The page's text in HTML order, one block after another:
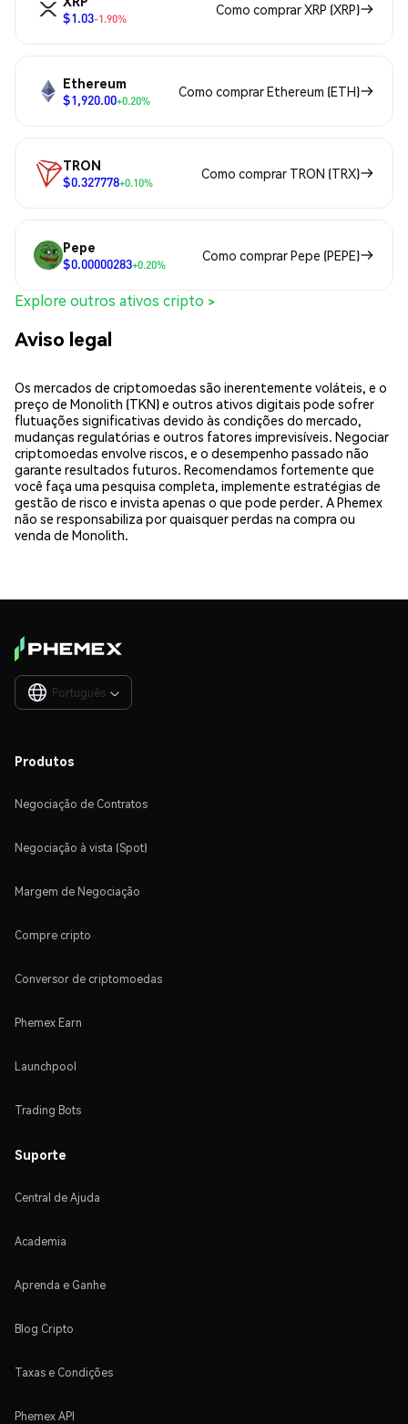
$1.03-1.90%
Como comprar XRP (XRP)
Ethereum
$1,920.00+0.20%
Como comprar Ethereum (ETH)
TRON
$0.327778+0.10%
Como comprar TRON (TRX)
Pepe
$0.00000283+0.20%
Como comprar Pepe (PEPE)
Explore outros ativos cripto >
Aviso legal
Os mercados de criptomoedas são inerentemente voláteis, e o
preço de Monolith (TKN) e outros ativos digitais pode sofrer
flutuações significativas devido às condições do mercado,
mudanças regulatórias e outros fatores imprevisíveis. Negociar
criptomoedas envolve riscos, e o desempenho passado não
garante resultados futuros. Recomendamos fortemente que
você faça uma pesquisa completa, implemente estratégias de
gestão de risco e invista apenas o que pode perder. A Phemex
não se responsabiliza por quaisquer perdas na compra ou
venda de Monolith.
Português 
Produtos
Negociação de Contratos
Negociação à vista (Spot)
Margem de Negociação
Compre cripto
Conversor de criptomoedas
Phemex Earn
Launchpool
Trading Bots
Suporte
Central de Ajuda
Academia
Aprenda e Ganhe
Blog Cripto
Taxas e Condições
Phemex API